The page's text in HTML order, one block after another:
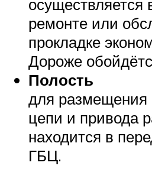
осуществляется
ремонте или
прокладке
Дороже
Полость
для размещения
цепи и привода
находится в
ГБЦ.